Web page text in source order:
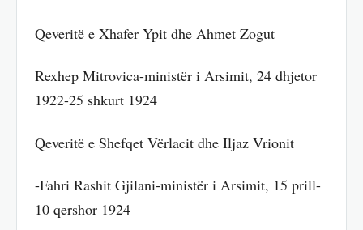
Qeveritë e Xhafer Ypit dhe Ahmet Zogut
Rexhep Mitrovica-ministër i Arsimit, 24 dhjetor
1922-25 shkurt 1924
Qeveritë e Shefqet Vërlacit dhe Iljaz Vrionit
-Fahri Rashit Gjilani-ministër i Arsimit, 15 prill-
10 qershor 1924